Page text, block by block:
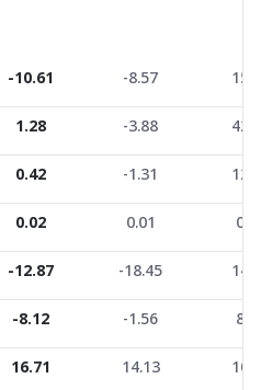
0.02 0.01
-12.87 -18.45
-8.12 -1.56
317,822.34 484,863.45
106,577.56 193,412.18
-10.61 -8.57
1.28 -3.88
0.42 -1.31
0.02 0.01
-12.87 -18.45
-8.12 -1.56
16.71 14.13